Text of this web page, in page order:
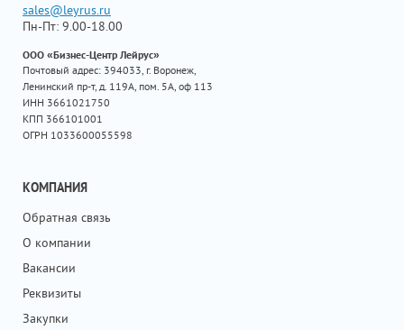
sales@leyrus.ru
Пн-Пт: 9.00-18.00
ООО «Бизнес-Центр Лейрус»
Почтовый адрес: 394033, г. Воронеж,
Ленинский пр-т, д. 119А, пом. 5А, оф 113
ИНН 3661021750
КПП 366101001
ОГРН 1033600055598
КОМПАНИЯ
Обратная связь
О компании
Вакансии
Реквизиты
Закупки